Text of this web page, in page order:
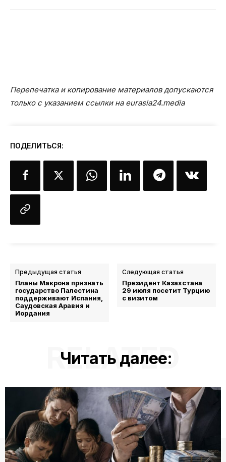
Перепечатка и копирование материалов допускаются
только с указанием ссылки на eurasia24.media
ПОДЕЛИТЬСЯ:
Предыдущая статья
Планы Макрона признать
государство Палестина
поддерживают Испания,
Саудовская Аравия и
Иордания
Следующая статья
Президент Казахстана
29 июля посетит Турцию
с визитом
Читать далее:
RELATED